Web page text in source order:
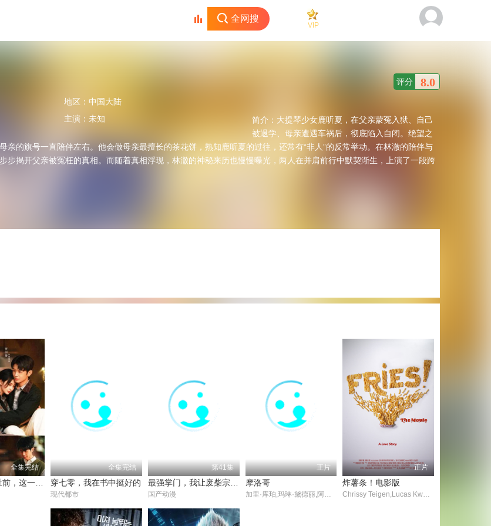
全网搜
VIP
评分 8.0
地区： 中国大陆
主演： 未知 简介： 大提琴少女鹿听夏，在父亲蒙冤入狱、自己
被退学、母亲遭遇车祸后，彻底陷入自闭。绝望之
亲的旗号一直陪伴左右。他会做母亲最擅长的茶花饼，熟知鹿听夏的过往，还常有“非人”的反常举动。在林澈的陪伴与
步揭开父亲被冤枉的真相。而随着真相浮现，林澈的神秘来历也慢慢曝光，两人在并肩前行中默契渐生，上演了一段跨
全集完结 全集完结
穿七零，我在书中挺好的
现代都市
第41集
最强掌门，我让废柴宗门碾压三界
国产动漫
正片
摩洛哥
加里·库珀,玛琳·黛德丽,阿道夫·门吉欧,Ullrich Haupt,Eve Southern,弗朗西斯·麦克唐纳,保罗·波尔卡西,埃米尔·肖塔尔,朱丽叶·康普顿,Albert Conti,托马斯·柯伦,特蕾莎.哈里斯,Lillian Savin,Harry Schultz,Philip Sleeman,米哈伊尔·维萨罗夫
正片
炸薯条！电影版